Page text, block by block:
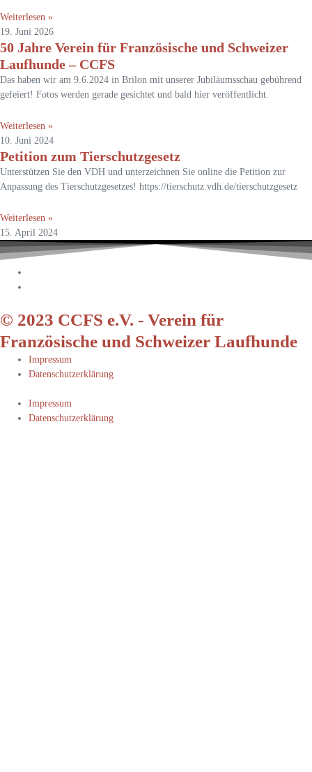
Weiterlesen »
19. Juni 2026
50 Jahre Verein für Französische und Schweizer
Laufhunde – CCFS
Das haben wir am 9.6.2024 in Brilon mit unserer Jubiläumsschau gebührend
gefeiert! Fotos werden gerade gesichtet und bald hier veröffentlicht.
Weiterlesen »
10. Juni 2024
Petition zum Tierschutzgesetz
Unterstützen Sie den VDH und unterzeichnen Sie online die Petition zur
Anpassung des Tierschutzgesetzes! https://tierschutz.vdh.de/tierschutzgesetz
Weiterlesen »
15. April 2024
© 2023 CCFS e.V. - Verein für
Französische und Schweizer Laufhunde
Impressum
Datenschutzerklärung
Impressum
Datenschutzerklärung